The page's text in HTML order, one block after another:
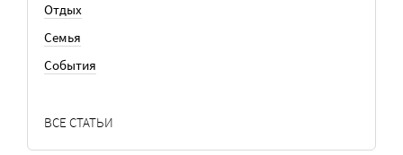
Отдых
Семья
События
ВСЕ СТАТЬИ